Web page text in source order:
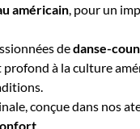
américain, pour un
dedanse-
profond à la culture
conçue dans nos
.